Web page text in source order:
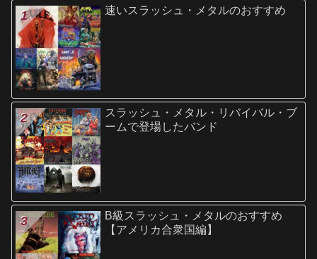
速いスラッシュ・メタルのおすすめ
スラッシュ・メタル・リバイバル・ブ
ームで登場したバンド
B級スラッシュ・メタルのおすすめ
【アメリカ合衆国編】